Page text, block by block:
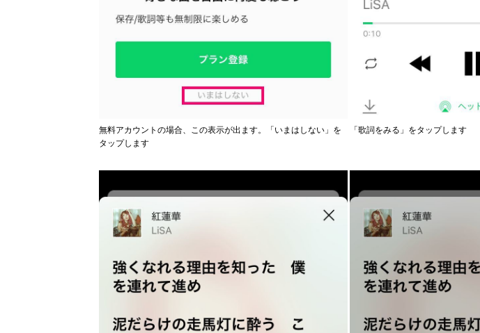
無料アカウントの場合、この表示が出ます。「いまはしない」を
タップします
「歌詞をみる」をタップします